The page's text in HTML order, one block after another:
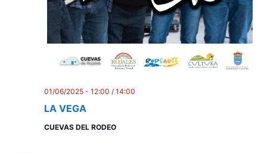
LA VEGA
01/06/2025 - 12:00 / 14:00
CUEVAS DEL RODEO